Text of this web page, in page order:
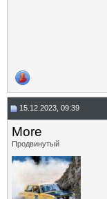
15.12.2023, 09:39
More
Продвинутый